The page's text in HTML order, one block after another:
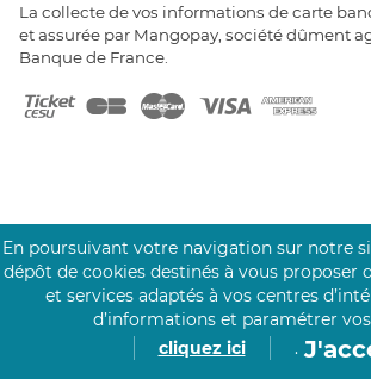
La collecte de vos informations de carte
et assurée par Mangopay, société dûment
Banque de France.
Click&Care est soutenu par les Groupes
Caisse des Dépôts et MAIF.
En poursuivant votre navigation sur notre
dépôt de cookies destinés à vous proposer
et services adaptés à vos centres
d’informations et paramétrer
cliquez ici
.